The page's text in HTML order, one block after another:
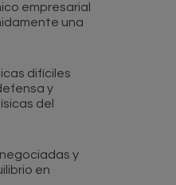
empresarial
una
difíciles
y
del
y
en